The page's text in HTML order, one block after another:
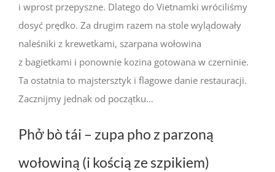
i wprost przepyszne. Dlatego do Vietnamki wróciliśmy
dosyć prędko. Za drugim razem na stole wylądowały
naleśniki z krewetkami, szarpana wołowina
z bagietkami i ponownie kozina gotowana w czerninie.
Ta ostatnia to majstersztyk i flagowe danie restauracji.
Zacznijmy jednak od początku…
Phở bò tái – zupa pho z parzoną
wołowiną (i kością ze szpikiem)